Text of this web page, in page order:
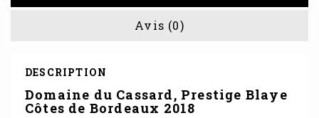
Avis (0)
DESCRIPTION
Domaine du Cassard, Prestige Blaye
Côtes de Bordeaux 2018